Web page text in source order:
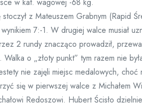
z Mateuszem Grabnym (Rapid
7:-1. W drugiej walce musiał
2 rundy znacząco prowadził,
o „złoty punkt” tym razem nie
nie zajęli miejsc medalowych,
się w pierwszej walce z Michałem
Redoszowi. Hubert Ścisło